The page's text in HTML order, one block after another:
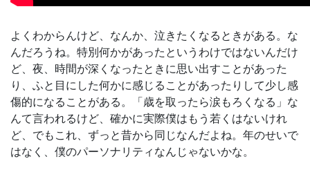
よくわからんけど、なんか、泣きたくなるときがある。な
んだろうね。特別何かがあったというわけではないんだけ
ど、夜、時間が深くなったときに思い出すことがあった
り、ふと目にした何かに感じることがあったりして少し感
傷的になることがある。「歳を取ったら涙もろくなる」な
んて言われるけど、確かに実際僕はもう若くはないけれ
ど、でもこれ、ずっと昔から同じなんだよね。年のせいで
はなく、僕のパーソナリティなんじゃないかな。